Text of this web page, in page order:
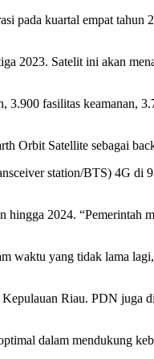
kuartal empat tahun
2023. Satelit ini akan
fasilitas keamanan,
Orbit Satellite sebagai
station/BTS) 4G
2024.
yang tidak lama
Riau. PDN
dalam mendukung